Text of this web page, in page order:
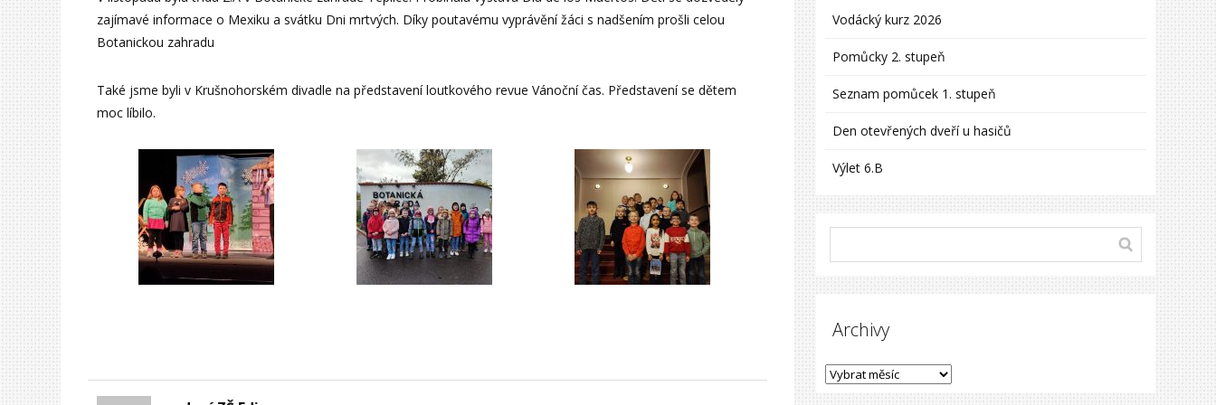
zajímavé informace o Mexiku a svátku Dni mrtvých. Díky poutavému vyprávění žáci s nadšením prošli celou
Botanickou zahradu
Také jsme byli v Krušnohorském divadle na představení loutkového revue Vánoční čas. Představení se dětem
moc líbilo.
Vodácký kurz 2026
Pomůcky 2. stupeň
Seznam pomůcek 1. stupeň
Den otevřených dveří u hasičů
Výlet 6.B
Archivy